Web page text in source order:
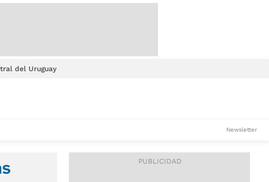
del Uruguay
Newsletter